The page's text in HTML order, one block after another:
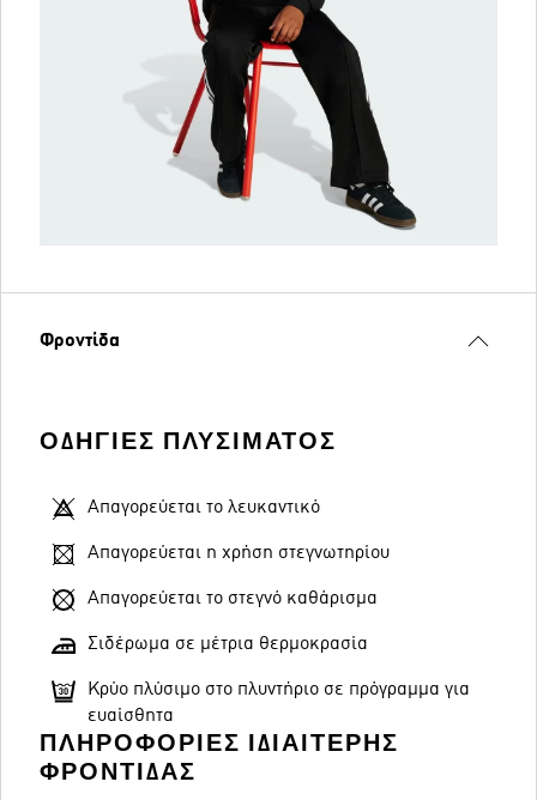
Φροντίδα
ΟΔΗΓΊΕΣ ΠΛΥΣΊΜΑΤΟΣ
Απαγορεύεται το λευκαντικό
Απαγορεύεται η χρήση στεγνωτηρίου
Απαγορεύεται το στεγνό καθάρισμα
Σιδέρωμα σε μέτρια θερμοκρασία
Κρύο πλύσιμο στο πλυντήριο σε πρόγραμμα για
ευαίσθητα
ΠΛΗΡΟΦΟΡΊΕΣ ΙΔΙΑΊΤΕΡΗΣ
ΦΡΟΝΤΊΔΑΣ